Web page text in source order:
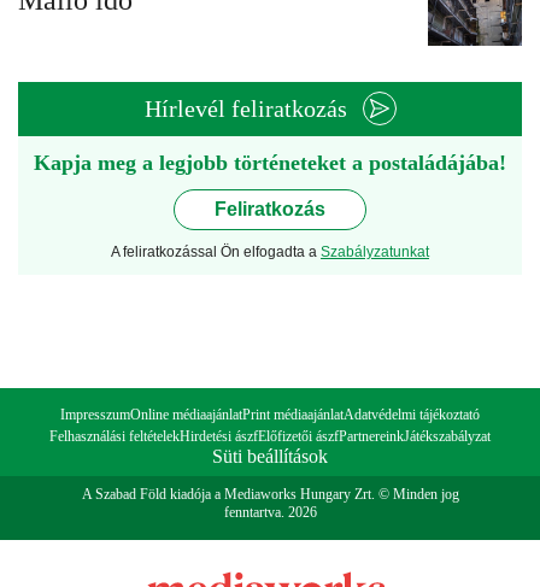
Hírlevél feliratkozás
Kapja meg a legjobb történeteket a postaládájába!
Feliratkozás
A feliratkozással Ön elfogadta a Szabályzatunkat
ImpresszumOnline médiaajánlatPrint médiaajánlatAdatvédelmi tájékoztató
Felhasználási feltételekHirdetési ászfElőfizetői ászfPartnereinkJátékszabályzat
Süti beállítások
A Szabad Föld kiadója a Mediaworks Hungary Zrt. © Minden jog
fenntartva. 2026